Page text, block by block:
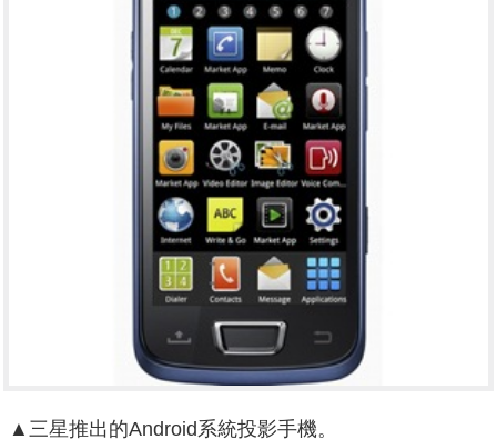
▲三星推出的Android系統投影手機。